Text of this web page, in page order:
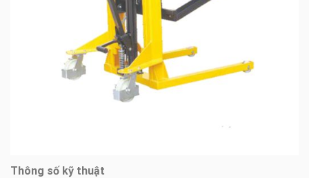
Thông số kỹ thuật